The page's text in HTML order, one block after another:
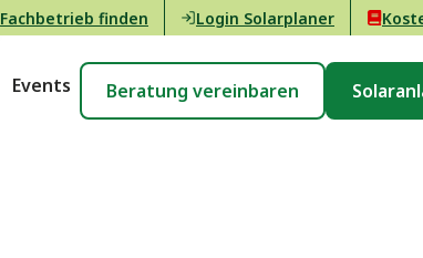
Fachbetrieb finden Login Solarplaner
Events Beratung vereinbaren